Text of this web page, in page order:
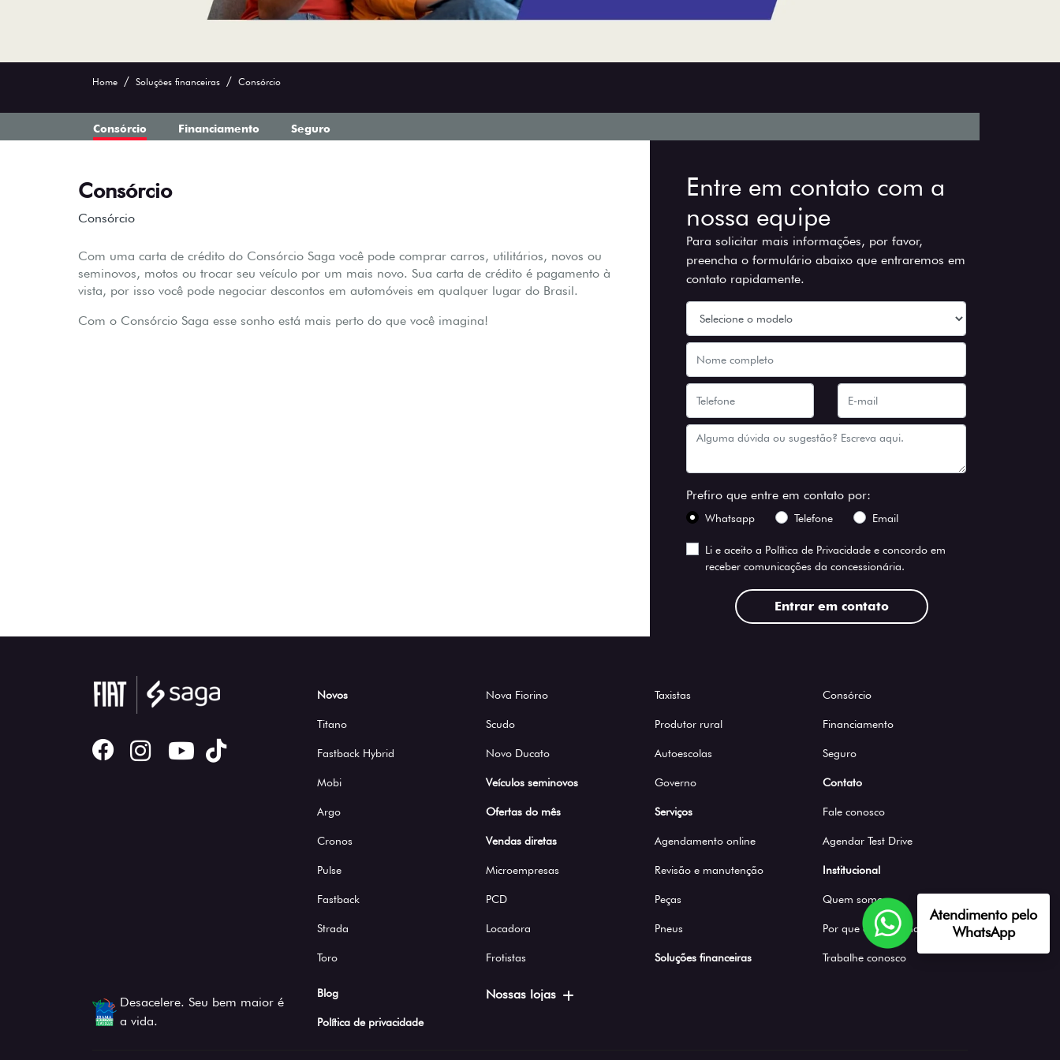
Home Soluções financeiras Consórcio
Consórcio Financiamento Seguro
Consórcio
Consórcio
Com uma carta de crédito do Consórcio Saga você pode comprar carros, utilitários, novos ou
seminovos, motos ou trocar seu veículo por um mais novo. Sua carta de crédito é pagamento à
vista, por isso você pode negociar descontos em automóveis em qualquer lugar do Brasil.
Com o Consórcio Saga esse sonho está mais perto do que você imagina!
Entre em contato com a
nossa equipe
Para solicitar mais informações, por favor,
preencha o formulário abaixo que entraremos em
contato rapidamente.
Prefiro que entre em contato por:
Whatsapp Telefone Email
Li e aceito a Política de Privacidadee concordo em
receber comunicações da concessionária.
Entrar em contato
Desacelere. Seu bem maior é
a vida.
Novos
Titano
Fastback Hybrid
Mobi
Argo
Cronos
Pulse
Fastback
Strada
Toro
Nova Fiorino
Scudo
Novo Ducato
Veículos seminovos
Ofertas do mês
Vendas diretas
Microempresas
PCD
Locadora
Frotistas
Taxistas
Produtor rural
Autoescolas
Governo
Serviços
Agendamento online
Revisão e manutenção
Peças
Pneus
Soluções financeiras
Consórcio
Financiamento
Seguro
Contato
Fale conosco
Agendar Test Drive
Institucional
Quem somos
Por que comprar na Saga
Trabalhe conosco
Blog
Política de privacidade
Nossas lojas
Atendimento pelo
WhatsApp